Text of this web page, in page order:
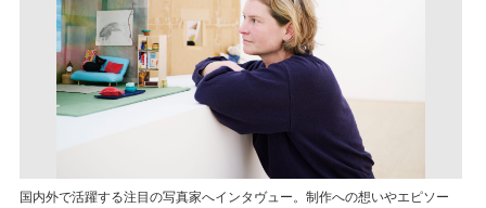
国内外で活躍する注目の写真家へインタヴュー。制作への想いやエピソー